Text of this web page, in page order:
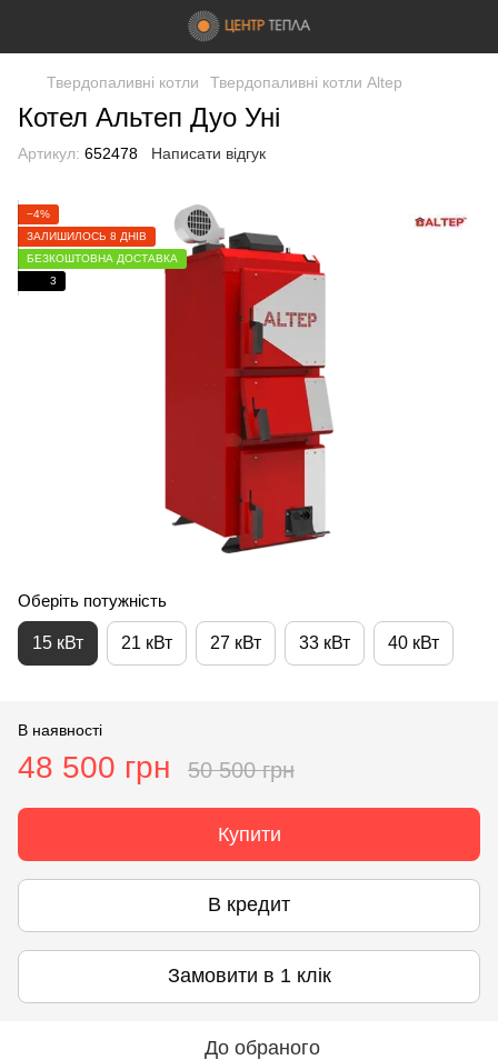
Твердопаливні котли Твердопаливні котли Altep
Котел Альтеп Дуо Уні
Артикул: 652478 Написати відгук
−4%
ЗАЛИШИЛОСЬ 8 ДНІВ
БЕЗКОШТОВНА ДОСТАВКА
3
Оберіть потужність
15 кВт 21 кВт 27 кВт 33 кВт 40 кВт
В наявності
48 500 грн 50 500 грн
Купити
В кредит
Замовити в 1 клік
До обраного